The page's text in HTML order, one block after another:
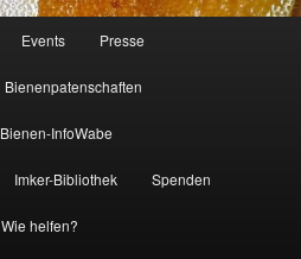
Events Presse
Bienenpatenschaften
Bienen-InfoWabe
Imker-Bibliothek Spenden
Wie helfen?